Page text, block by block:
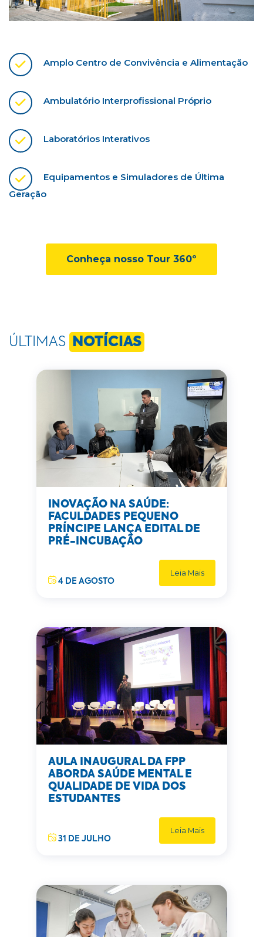
Amplo Centro de Convivência e Alimentação
Ambulatório Interprofissional Próprio
Laboratórios Interativos
Equipamentos e Simuladores de Última
Geração
Conheça nosso Tour 360º
ÚLTIMAS NOTÍCIAS
INOVAÇÃO NA SAÚDE:
FACULDADES PEQUENO
PRÍNCIPE LANÇA EDITAL DE
PRÉ-INCUBAÇÃO
4 DE AGOSTO
Leia Mais
AULA INAUGURAL DA FPP
ABORDA SAÚDE MENTAL E
QUALIDADE DE VIDA DOS
ESTUDANTES
31 DE JULHO
Leia Mais